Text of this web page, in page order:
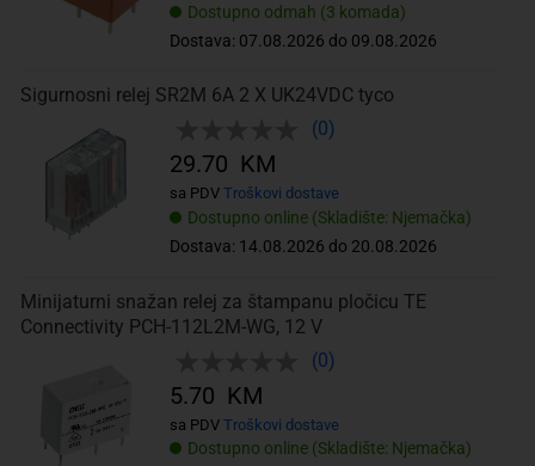
Dostupno odmah (3 komada)
Dostava: 07.08.2026 do 09.08.2026
Sigurnosni relej SR2M 6A 2 X UK24VDC tyco
(0)
Dostupno online (Skladište: Njemačka)
Dostava: 14.08.2026 do 20.08.2026
29.70 KM
sa PDV Troškovi dostave
Minijaturni snažan relej za štampanu pločicu TE
Connectivity PCH-112L2M-WG, 12 V
(0)
Dostupno online (Skladište: Njemačka)
5.70 KM
sa PDV Troškovi dostave